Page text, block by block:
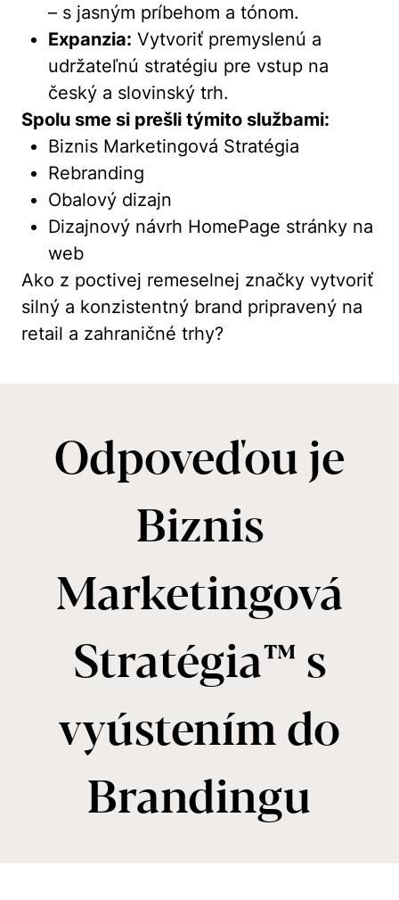
– s jasným príbehom a tónom.
Expanzia: Vytvoriť premyslenú a
udržateľnú stratégiu pre vstup na
český a slovinský trh.
Spolu sme si prešli týmito službami:
Biznis Marketingová Stratégia
Rebranding
Obalový dizajn
Dizajnový návrh HomePage stránky na
web
Ako z poctivej remeselnej značky vytvoriť
silný a konzistentný brand pripravený na
retail a zahraničné trhy?
Odpoveďou je
Biznis
Marketingová
Stratégia™ s
vyústením do
Brandingu